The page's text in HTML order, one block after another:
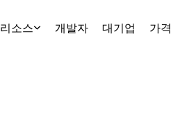
리소스 개발자 대기업 가격